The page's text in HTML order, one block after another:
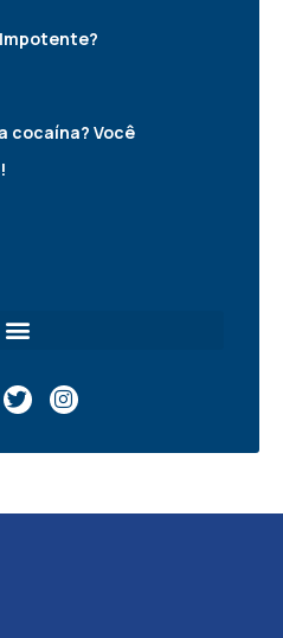
cocaína? Você
T
w
t
r
I
n
t
r